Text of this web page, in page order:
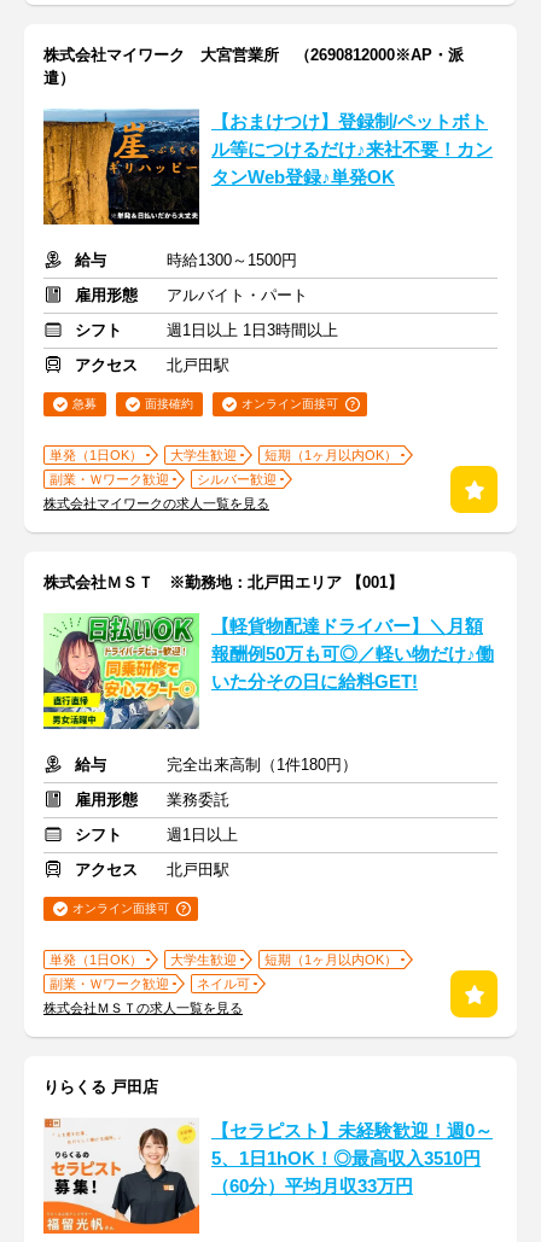
株式会社マイワーク 大宮営業所 （2690812000※AP・派
遣）
【おまけつけ】登録制/ペットボト
ル等につけるだけ♪来社不要！カン
タンWeb登録♪単発OK
給与
時給1300～1500円
雇用形態
アルバイト・パート
シフト
週1日以上 1日3時間以上
アクセス
北戸田駅
急募 面接確約 オンライン面接可
単発（1日OK） 大学生歓迎
短期（1ヶ月以内OK）
副業・Ｗワーク歓迎
シルバー歓迎
株式会社マイワークの求人一覧を見る
株式会社ＭＳＴ ※勤務地：北戸田エリア 【001】
【軽貨物配達ドライバー】＼月額
報酬例50万も可◎／軽い物だけ♪働
いた分その日に給料GET!
給与
完全出来高制（1件180円）
雇用形態
業務委託
シフト
週1日以上
アクセス
北戸田駅
オンライン面接可
単発（1日OK） 大学生歓迎
短期（1ヶ月以内OK）
副業・Ｗワーク歓迎
ネイル可
株式会社ＭＳＴの求人一覧を見る
りらくる 戸田店
【セラピスト】未経験歓迎！週0～
5、1日1hOK！◎最高収入3510円
（60分）平均月収33万円